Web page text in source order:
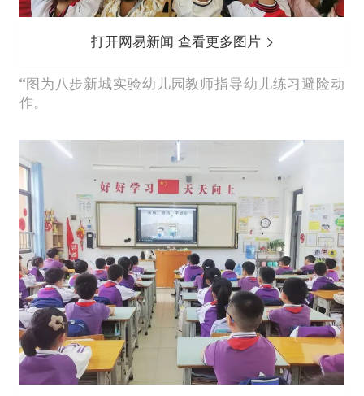
打开网易新闻 查看更多图片
图为八步新城实验幼儿园教师指导幼儿练习避险动
作。